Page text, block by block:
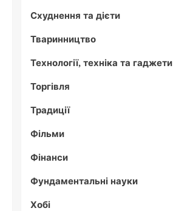
Схуднення та дієти
Тваринництво
Технології, техніка та гаджети
Торгівля
Традиції
Фільми
Фінанси
Фундаментальні науки
Хобі